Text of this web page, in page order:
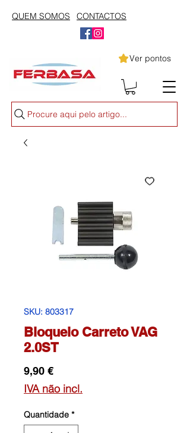
QUEM SOMOS CONTACTOS
Ver pontos
Procure aqui pelo artigo...
SKU: 803317
Bloqueio Carreto VAG
2.0ST
9,90 €Preço
IVA não incl.
Quantidade *